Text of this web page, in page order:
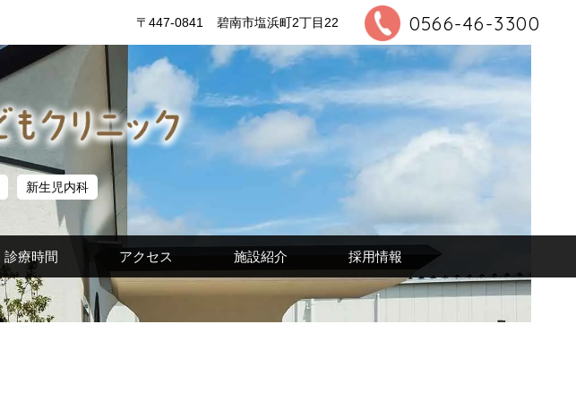
新生児内科
〒447-0841 碧南市塩浜町2丁目22 0566-46-3300
診療時間 アクセス 施設紹介 採用情報